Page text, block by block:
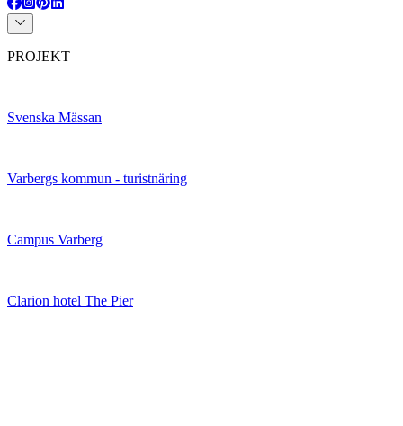
PROJEKT
Svenska Mässan
Varbergs kommun - turistnäring
Campus Varberg
Clarion hotel The Pier